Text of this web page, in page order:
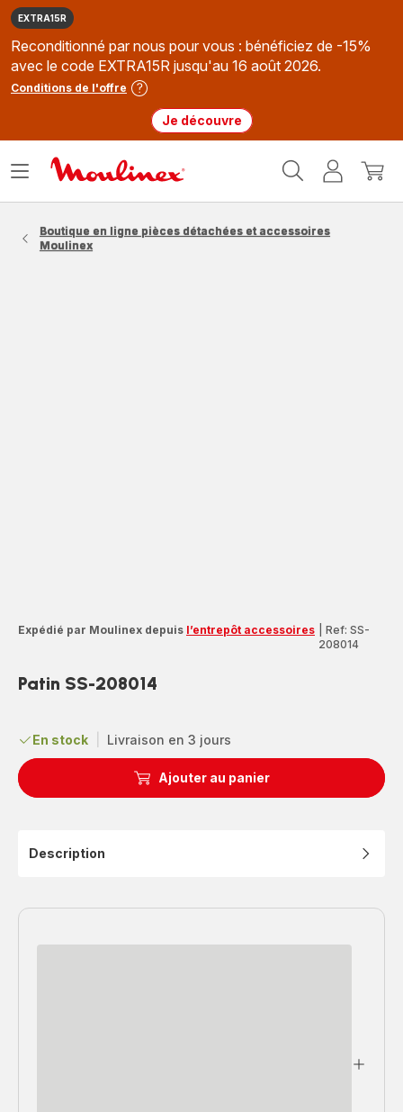
EXTRA15R
Reconditionné par nous pour vous : bénéficiez de -15%
avec le code EXTRA15R jusqu'au 16 août 2026.
Conditions de l'offre
Je découvre
MonMon
Ouvrir
Boutique en ligne pièces détachées et accessoires
Moulinex
Expédié par Moulinex depuis l’entrepôt accessoires
Ref: SS-
208014
Patin SS-208014
En stock Livraison en 3 jours
Ajouter au panier
Description